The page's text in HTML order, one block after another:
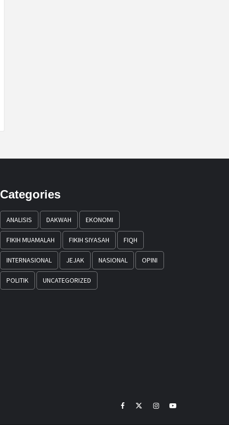
Categories
ANALISIS DAKWAH EKONOMI
FIKIH MUAMALAH FIKIH SIYASAH FIQH
INTERNASIONAL JEJAK NASIONAL OPINI
POLITIK UNCATEGORIZED
FacebookTwitterInstagram
Youtube